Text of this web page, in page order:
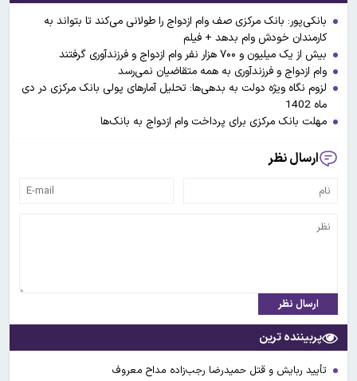
بانکی‌پور: بانک مرکزی صف وام ازدواج را طولانی می‌کند تا بتواند به
کارمندان خودش وام بدهد + فیلم
بیش از یک میلیون و ۷۰۰ هزار نفر وام ازدواج و فرزندآوری گرفتند
وام ازدواج و فرزندآوری به همه متقاضیان نمی‌رسد
لزوم نگاه ویژه دولت به بدهی‌ها: تحلیل آمارهای پولی بانک مرکزی در دی
ماه 1402
مهلت بانک مرکزی برای پرداخت وام ازدواج به بانک‌ها
ارسال نظر
ارسال نظر
پربیننده ترین
تأیید ربایش و قتل حمیدرضا رجب‌زاده مداح معروف